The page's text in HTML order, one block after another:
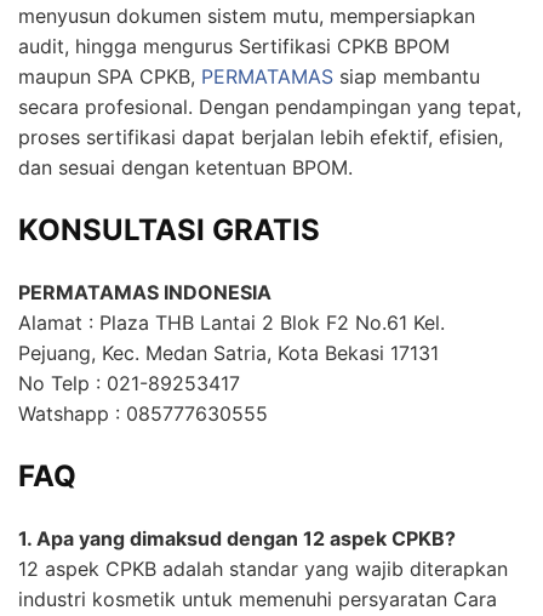
menyusun dokumen sistem mutu, mempersiapkan
audit, hingga mengurus Sertifikasi CPKB BPOM
maupun SPA CPKB, PERMATAMAS siap membantu
secara profesional. Dengan pendampingan yang tepat,
proses sertifikasi dapat berjalan lebih efektif, efisien,
dan sesuai dengan ketentuan BPOM.
KONSULTASI GRATIS
PERMATAMAS INDONESIA
Alamat : Plaza THB Lantai 2 Blok F2 No.61 Kel.
Pejuang, Kec. Medan Satria, Kota Bekasi 17131
No Telp : 021-89253417
Watshapp : 085777630555
FAQ
1. Apa yang dimaksud dengan 12 aspek CPKB?
12 aspek CPKB adalah standar yang wajib diterapkan
industri kosmetik untuk memenuhi persyaratan Cara